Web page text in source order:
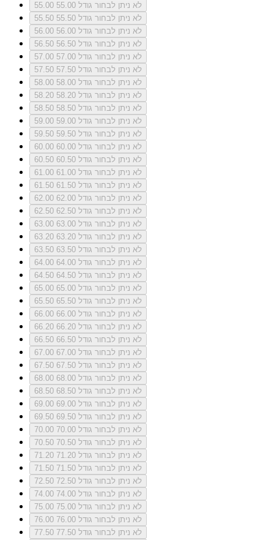
55.00
לא ניתן לבחור גודל 55.00
55.50
לא ניתן לבחור גודל 55.50
56.00
לא ניתן לבחור גודל 56.00
56.50
לא ניתן לבחור גודל 56.50
57.00
לא ניתן לבחור גודל 57.00
57.50
לא ניתן לבחור גודל 57.50
58.00
לא ניתן לבחור גודל 58.00
58.20
לא ניתן לבחור גודל 58.20
58.50
לא ניתן לבחור גודל 58.50
59.00
לא ניתן לבחור גודל 59.00
59.50
לא ניתן לבחור גודל 59.50
60.00
לא ניתן לבחור גודל 60.00
60.50
לא ניתן לבחור גודל 60.50
61.00
לא ניתן לבחור גודל 61.00
61.50
לא ניתן לבחור גודל 61.50
62.00
לא ניתן לבחור גודל 62.00
62.50
לא ניתן לבחור גודל 62.50
63.00
לא ניתן לבחור גודל 63.00
63.20
לא ניתן לבחור גודל 63.20
63.50
לא ניתן לבחור גודל 63.50
64.00
לא ניתן לבחור גודל 64.00
64.50
לא ניתן לבחור גודל 64.50
65.00
לא ניתן לבחור גודל 65.00
65.50
לא ניתן לבחור גודל 65.50
66.00
לא ניתן לבחור גודל 66.00
66.20
לא ניתן לבחור גודל 66.20
66.50
לא ניתן לבחור גודל 66.50
67.00
לא ניתן לבחור גודל 67.00
67.50
לא ניתן לבחור גודל 67.50
68.00
לא ניתן לבחור גודל 68.00
68.50
לא ניתן לבחור גודל 68.50
69.00
לא ניתן לבחור גודל 69.00
69.50
לא ניתן לבחור גודל 69.50
70.00
לא ניתן לבחור גודל 70.00
70.50
לא ניתן לבחור גודל 70.50
71.20
לא ניתן לבחור גודל 71.20
71.50
לא ניתן לבחור גודל 71.50
72.50
לא ניתן לבחור גודל 72.50
74.00
לא ניתן לבחור גודל 74.00
75.00
לא ניתן לבחור גודל 75.00
76.00
לא ניתן לבחור גודל 76.00
77.50
לא ניתן לבחור גודל 77.50